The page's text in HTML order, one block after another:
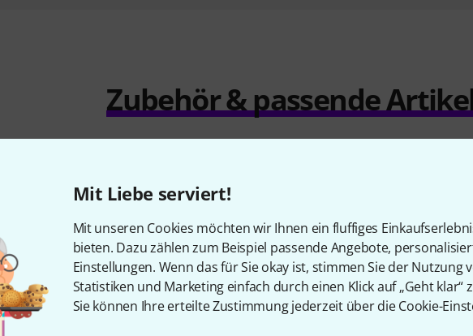
Mit Liebe serviert!
Mit unseren Cookies möchten wir Ihnen ein fluffiges
bieten. Dazu zählen zum Beispiel passende Angebote,
Einstellungen. Wenn das für Sie okay ist, stimmen Sie der Nutzung
Statistiken und Marketing einfach durch einen Klick auf „Geht klar“
Sie können Ihre erteilte Zustimmung jederzeit über die Cookie-
Zubehör & passende